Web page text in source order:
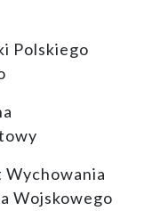
Polskiego
Wojskowego